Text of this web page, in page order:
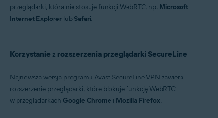
przeglądarki, która nie stosuje funkcji WebRTC, np. Microsoft
Internet Explorer lub Safari.
Korzystanie z rozszerzenia przeglądarki SecureLine
Najnowsza wersja programu Avast SecureLine VPN zawiera
rozszerzenie przeglądarki, które blokuje funkcję WebRTC
w przeglądarkach Google Chrome i Mozilla Firefox.